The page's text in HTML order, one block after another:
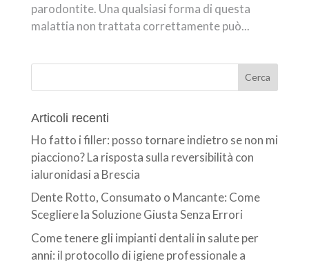
parodontite. Una qualsiasi forma di questa
malattia non trattata correttamente può...
Articoli recenti
Ho fatto i filler: posso tornare indietro se non mi
piacciono? La risposta sulla reversibilità con
ialuronidasi a Brescia
Dente Rotto, Consumato o Mancante: Come
Scegliere la Soluzione Giusta Senza Errori
Come tenere gli impianti dentali in salute per
anni: il protocollo di igiene professionale a